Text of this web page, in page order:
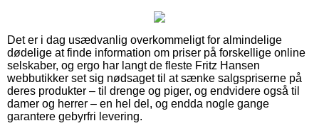
Det er i dag usædvanlig overkommeligt for almindelige
dødelige at finde information om priser på forskellige online
selskaber, og ergo har langt de fleste Fritz Hansen
webbutikker set sig nødsaget til at sænke salgspriserne på
deres produkter – til drenge og piger, og endvidere også til
damer og herrer – en hel del, og endda nogle gange
garantere gebyrfri levering.